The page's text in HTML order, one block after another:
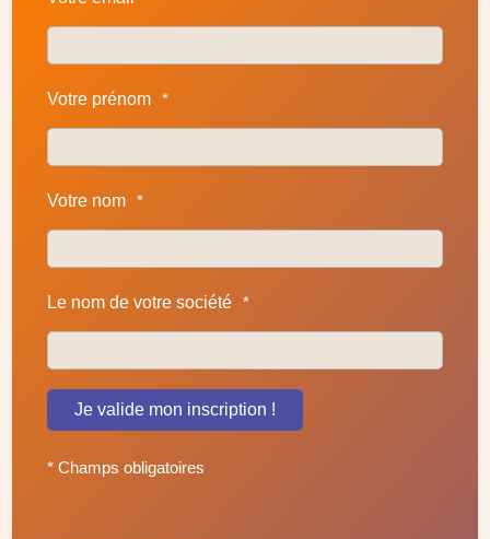
Votre prénom *
Votre nom *
Le nom de votre société *
Je valide mon inscription !
* Champs obligatoires